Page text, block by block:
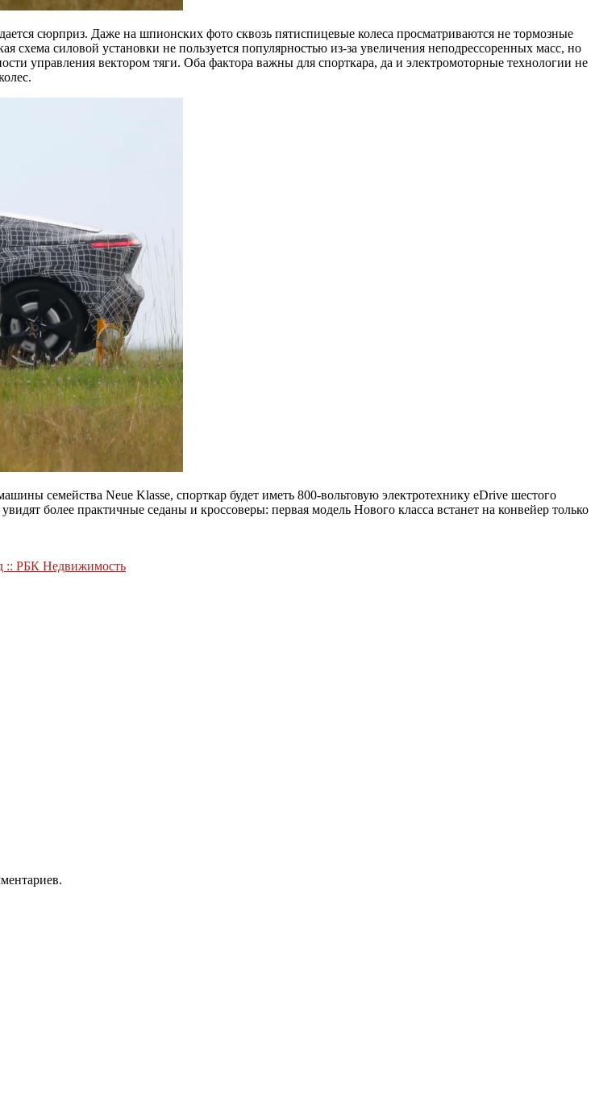
сюрприз. Даже на шпионских фото сквозь пятиспицевые колеса просматриваются не тормозные
схема силовой установки не пользуется популярностью из-за увеличения неподрессоренных масс, но
управления вектором тяги. Оба фактора важны для спорткара, да и электромоторные технологии не
семейства Neue Klasse, спорткар будет иметь 800-вольтовую электротехнику eDrive шестого
более практичные седаны и кроссоверы: первая модель Нового класса встанет на конвейер только
:: РБК Недвижимость